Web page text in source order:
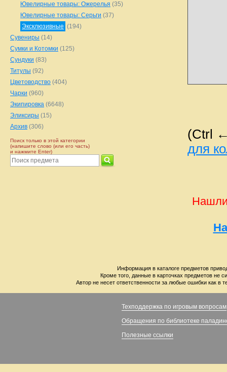
(Ctrl
для
Нашли
Ювелирные товары: Ожерелья (35)
Ювелирные товары: Серьги (37)
Эксклюзивные (194)
Сувениры (14)
Сумки и Котомки (125)
Сундуки (83)
Титулы (92)
Цветоводство (404)
Чарки (960)
Экипировка (6648)
Эликсиры (15)
Архив (306)
Поиск только в этой категории
(напишите слово (или его часть)
и нажмите Enter)
Информация в каталоге предметов
Кроме того, данные в карточках предметов не
Автор не несет ответственности за любые ошибки как в
Техподдержка по игровым вопросам
Обращения по библиотеке
Полезные ссылки